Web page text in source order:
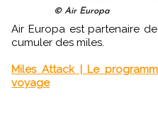
© Air Europa
Air Europa est partenaire de Miles Attack et vous invite à
cumuler des miles.
Miles Attack | Le
voyage